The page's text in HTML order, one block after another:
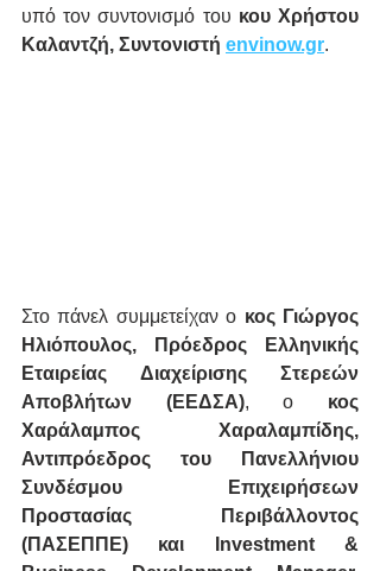
υπό τον συντονισμό του κου Χρήστου
Καλαντζή, Συντονιστή envinow.gr.
Στο πάνελ συμμετείχαν ο κος Γιώργος
Ηλιόπουλος, Πρόεδρος Ελληνικής
Εταιρείας Διαχείρισης Στερεών
Αποβλήτων (ΕΕΔΣΑ), ο κος
Χαράλαμπος Χαραλαμπίδης,
Αντιπρόεδρος του Πανελλήνιου
Συνδέσμου Επιχειρήσεων
Προστασίας Περιβάλλοντος
(ΠΑΣΕΠΠΕ) και Investment &